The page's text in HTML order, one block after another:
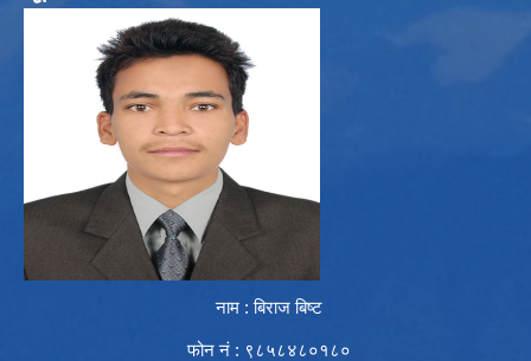
नाम : बिराज बिष्ट
फोन नं : ९८५८४८०१८०